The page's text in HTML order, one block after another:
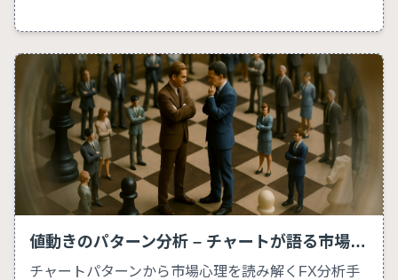
値動きのパターン分析 – チャートが語る市場心理
チャートパターンから市場心理を読み解くFX分析手